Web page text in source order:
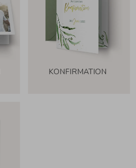
KONFIRMATION